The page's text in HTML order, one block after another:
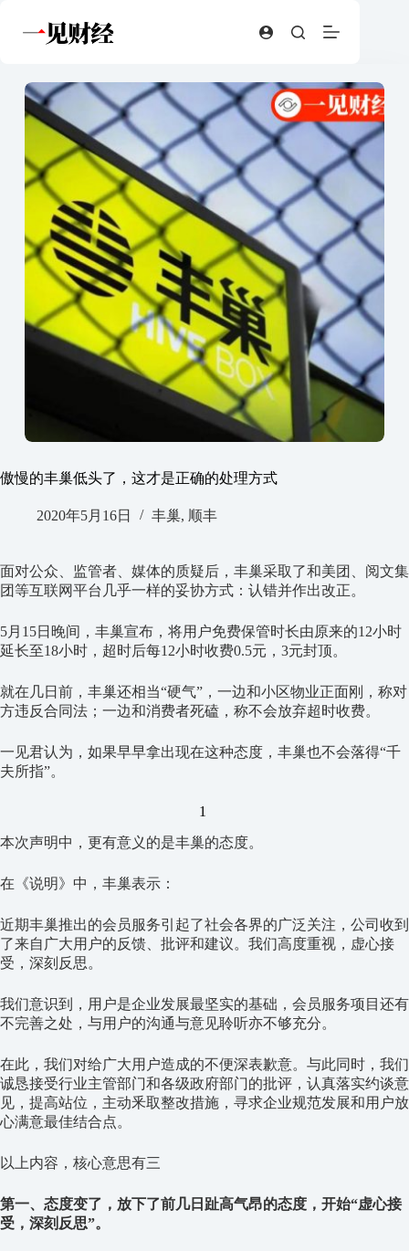
傲慢的丰巢低头了，这才是正确的处理方式
2020年5月16日 丰巢, 顺丰
面对公众、监管者、媒体的质疑后，丰巢采取了和美团、阅文集
团等互联网平台几乎一样的妥协方式：认错并作出改正。
5月15日晚间，丰巢宣布，将用户免费保管时长由原来的12小时
延长至18小时，超时后每12小时收费0.5元，3元封顶。
就在几日前，丰巢还相当“硬气”，一边和小区物业正面刚，称对
方违反合同法；一边和消费者死磕，称不会放弃超时收费。
一见君认为，如果早早拿出现在这种态度，丰巢也不会落得“千
夫所指”。
1
本次声明中，更有意义的是丰巢的态度。
在《说明》中，丰巢表示：
近期丰巢推出的会员服务引起了社会各界的广泛关注，公司收到
了来自广大用户的反馈、批评和建议。我们高度重视，虚心接
受，深刻反思。
我们意识到，用户是企业发展最坚实的基础，会员服务项目还有
不完善之处，与用户的沟通与意见聆听亦不够充分。
在此，我们对给广大用户造成的不便深表歉意。与此同时，我们
诚恳接受行业主管部门和各级政府部门的批评，认真落实约谈意
见，提高站位，主动釆取整改措施，寻求企业规范发展和用户放
心满意最佳结合点。
以上内容，核心意思有三
第一、态度变了，放下了前几日趾高气昂的态度，开始“虚心接
受，深刻反思”。